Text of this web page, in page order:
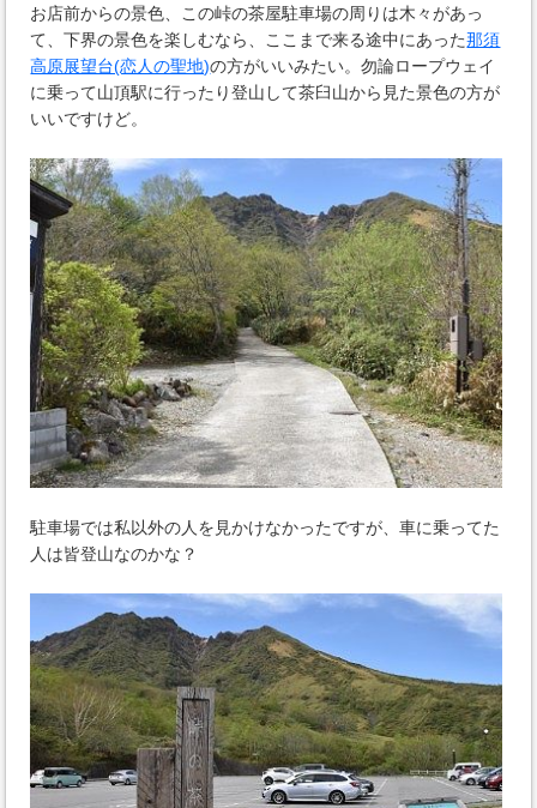
お店前からの景色、この峠の茶屋駐車場の周りは木々があっ
て、下界の景色を楽しむなら、ここまで来る途中にあった那須
高原展望台(恋人の聖地)の方がいいみたい。勿論ロープウェイ
に乗って山頂駅に行ったり登山して茶臼山から見た景色の方が
いいですけど。
駐車場では私以外の人を見かけなかったですが、車に乗ってた
人は皆登山なのかな？